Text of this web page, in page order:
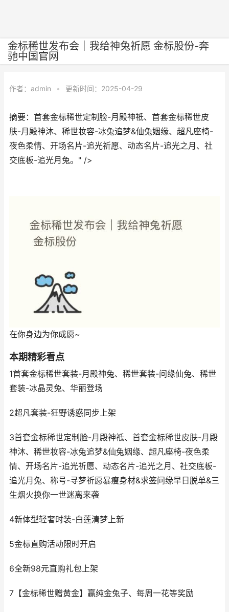
金标稀世发布会｜我给神兔祈愿 金标股份-奔
驰中国官网
作者： admin • 更新时间：2025-04-29
摘要：首套金标稀世定制脸-月殿神祗、首套金标稀世皮
肤-月殿神沐、稀世妆容-冰兔追梦&仙兔姻缘、超凡座椅-
夜色柔情、开场名片-追光祈愿、动态名片-追光之月、社
交底板-追光月兔。" />
在你身边为你成愿~
本期精彩看点
1首套金标稀世套装-月殿神兔、稀世套装-问缘仙兔、稀世
套装-冰晶灵兔、华丽登场
2超凡套装-狂野诱惑同步上架
3首套金标稀世定制脸-月殿神祗、首套金标稀世皮肤-月殿
神沐、稀世妆容-冰兔追梦&仙兔姻缘、超凡座椅-夜色柔
情、开场名片-追光祈愿、动态名片-追光之月、社交底板-
追光月兔、称号-寻梦祈愿暴瘦身材&求签问缘早日脱单&三
生烟火换你一世迷离来袭
4新体型轻奢时装-白莲清梦上新
5金标直购活动限时开启
6全新98元直购礼包上架
7【金标稀世赠黄金】赢纯金兔子、每周一花等奖励